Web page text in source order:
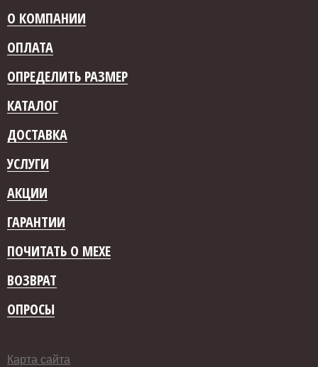
О КОМПАНИИ
ОПЛАТА
ОПРЕДЕЛИТЬ РАЗМЕР
КАТАЛОГ
ДОСТАВКА
УСЛУГИ
АКЦИИ
ГАРАНТИИ
ПОЧИТАТЬ О МЕХЕ
ВОЗВРАТ
ОПРОСЫ
Карта сайта